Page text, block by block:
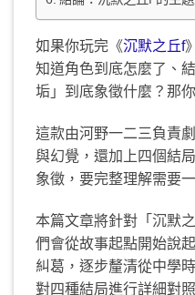
如果你玩完《沉默之丘f
知道角色到底怎麼了、
垢」到底象徵什麼？那
這款由河野一二三負責
與幻覺，還加上四個結
象徵，要完整理解需要
本篇文章將針對「沉默
們會從故事起點開始說
糾葛，逐步釐清從中學
對四種結局進行詳細對